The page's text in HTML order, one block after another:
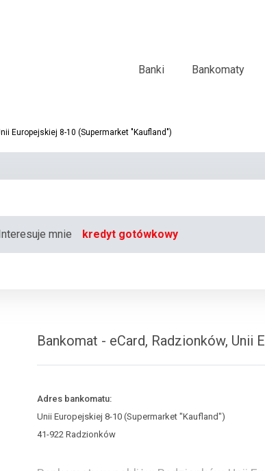
Banki Bankomaty
Europejskiej 8-10 (Supermarket "Kaufland")
mnie kredyt gotówkowy
Bankomat - eCard, Radzionków, Unii
Adres bankomatu:
Unii Europejskiej 8-10 (Supermarket "Kaufland")
41-922 Radzionków